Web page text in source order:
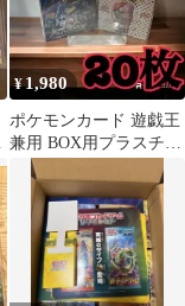
¥1,980
ポケモンカード 遊戯王
兼用 BOX用プラスチッ
クケース ボックスロ
ーダー33